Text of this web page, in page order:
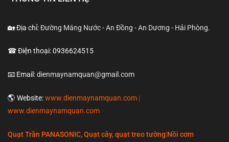
🏡 Địa chỉ:Đường Máng Nước - An Đồng - An Dương - Hải Phòng.
☎ Điện thoại: 0936624515
📧 Email:dienmaynamquan@gmail.com
🌎 Website:www.dienmaynamquan.com |
www.dienmaynamquan.com
Quạt Trần PANASONIC, Quạt cây, quạt treo tường|Nồi cơm